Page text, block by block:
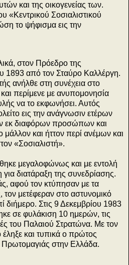
και της οικογενείας των.
«Κεντρικού Σοσιαλιστικού
το ψήφισμα εις την
στον Πρόεδρο της
1893 από τον Σταύρο Καλλέργη.
ανήλθε στη συνέχεια στο
περίμενε με ανυπομονησία
να το εκφωνήσει. Αυτός
εις την ανάγνωσιν ετέρων
εκ διαφόρων προσώπων και
και ήττον περί ανέμων και
«Σοσιαλιστή».
μεγαλοφώνως και με εντολή
διατάραξη της συνεδρίασης.
αφού τον κτύπησαν με τα
μετέφεραν στο αστυνομικό
διήμερο. Στις 9 Δεκεμβρίου 1983
σε φυλάκιση 10 ημερών, τις
του Παλαιού Στρατώνα. Με τον
και τυπικά ο πρώτος
Πρωτομαγιάς στην Ελλάδα.